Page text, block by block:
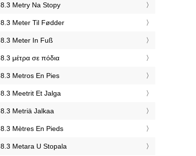
‎8.3 Metry Na Stopy
‎8.3 Meter Til Fødder
‎8.3 Meter In Fuß
‎8.3 μέτρα σε πόδια
‎8.3 Metros En Pies
‎8.3 Meetrit Et Jalga
‎8.3 Metriä Jalkaa
‎8.3 Mètres En Pieds
‎8.3 Metara U Stopala